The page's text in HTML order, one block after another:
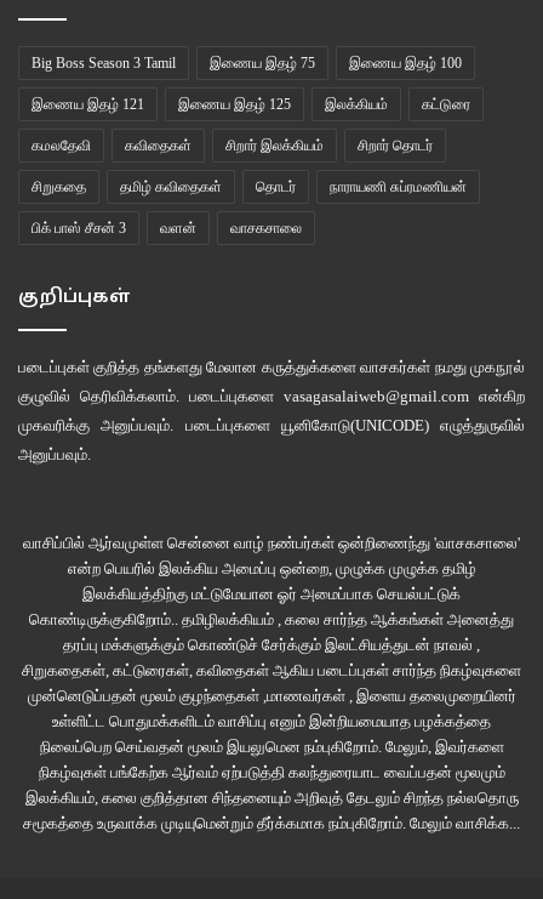
Big Boss Season 3 Tamil இணைய இதழ் 75 இணைய இதழ் 100
இணைய இதழ் 121 இணைய இதழ் 125 இலக்கியம் கட்டுரை
கமலதேவி கவிதைகள் சிறார் இலக்கியம் சிறார் தொடர்
சிறுகதை தமிழ் கவிதைகள் தொடர் நாராயணி சுப்ரமணியன்
பிக் பாஸ் சீசன் 3 வளன் வாசகசாலை
குறிப்புகள்
படைப்புகள் குறித்த தங்களது மேலான கருத்துக்களை வாசகர்கள் நமது முகநூல்
குழுவில் தெரிவிக்கலாம். படைப்புகளை vasagasalaiweb@gmail.com என்கிற
முகவரிக்கு அனுப்பவும். படைப்புகளை யூனிகோடு(UNICODE)எழுத்துருவில்
அனுப்பவும்.
வாசிப்பில் ஆர்வமுள்ள சென்னை வாழ் நண்பர்கள் ஒன்றிணைந்து 'வாசகசாலை'
என்ற பெயரில் இலக்கிய அமைப்பு ஒன்றை, முழுக்க முழுக்க தமிழ்
இலக்கியத்திற்கு மட்டுமேயான ஓர் அமைப்பாக செயல்பட்டுக்
கொண்டிருக்குகிறோம்.. தமிழிலக்கியம் , கலை சார்ந்த ஆக்கங்கள் அனைத்து
தரப்பு மக்களுக்கும் கொண்டுச் சேர்க்கும் இலட்சியத்துடன் நாவல் ,
சிறுகதைகள், கட்டுரைகள், கவிதைகள் ஆகிய படைப்புகள் சார்ந்த நிகழ்வுகளை
முன்னெடுப்பதன் மூலம் குழந்தைகள் ,மாணவர்கள் , இளைய தலைமுறையினர்
உள்ளிட்ட பொதுமக்களிடம் வாசிப்பு எனும் இன்றியமையாத பழக்கத்தை
நிலைப்பெற செய்வதன் மூலம் இயலுமென நம்புகிறோம். மேலும், இவர்களை
நிகழ்வுகள் பங்கேற்க ஆர்வம் ஏற்படுத்தி கலந்துரையாட வைப்பதன் மூலமும்
இலக்கியம், கலை குறித்தான சிந்தனையும் அறிவுத் தேடலும் சிறந்த நல்லதொரு
சமூகத்தை உருவாக்க முடியுமென்றும் தீர்க்கமாக நம்புகிறோம். மேலும் வாசிக்க...